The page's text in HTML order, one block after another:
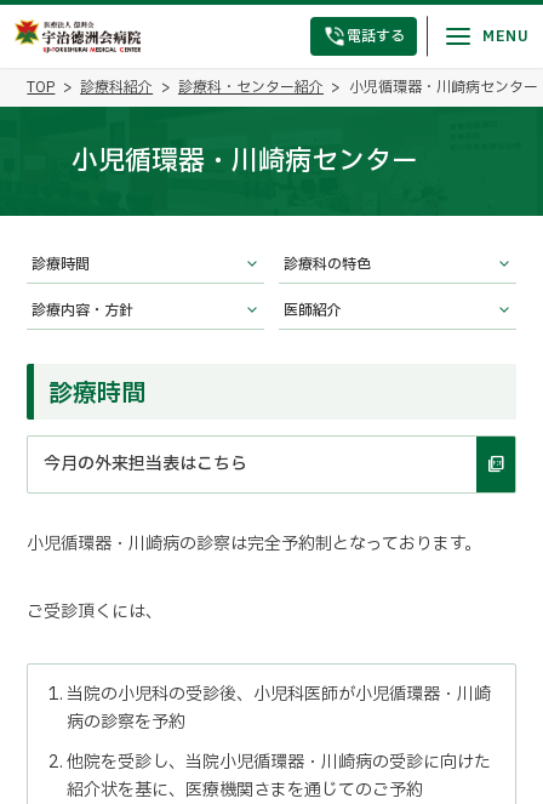
電話する
TOP 診療科紹介 診療科・センター紹介 小児循環器・川崎病センター
小児循環器・川崎病センター
診療時間 診療科の特色
診療内容・方針 医師紹介
診療時間
今月の外来担当表はこちら
小児循環器・川崎病の診察は完全予約制となっております。
ご受診頂くには、
当院の小児科の受診後、小児科医師が小児循環器・川崎
病の診察を予約
他院を受診し、当院小児循環器・川崎病の受診に向けた
紹介状を基に、医療機関さまを通じてのご予約